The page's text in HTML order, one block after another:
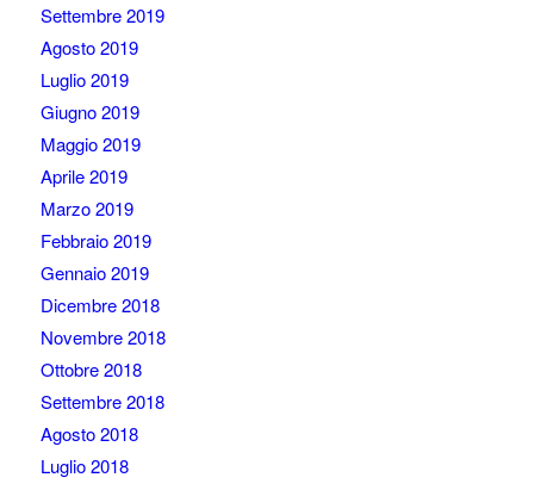
Settembre 2019
Agosto 2019
Luglio 2019
Giugno 2019
Maggio 2019
Aprile 2019
Marzo 2019
Febbraio 2019
Gennaio 2019
Dicembre 2018
Novembre 2018
Ottobre 2018
Settembre 2018
Agosto 2018
Luglio 2018